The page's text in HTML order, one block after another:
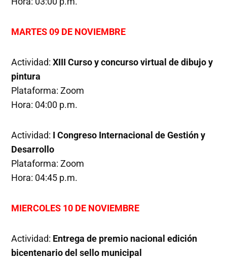
MARTES 09 DE NOVIEMBRE
Actividad:XIII Curso y concurso virtual de dibujo y
pintura
Plataforma: Zoom
Hora: 04:00 p.m.
Actividad: I Congreso Internacional de Gestión y
Desarrollo
Plataforma: Zoom
Hora: 04:45 p.m.
MIERCOLES 10 DE NOVIEMBRE
Actividad: Entrega de premio nacional edición
bicentenario del sello municipal